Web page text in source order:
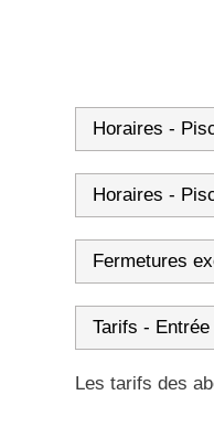
Horaires -
Horaires -
Fermetures
Tarifs -
Les tarifs des